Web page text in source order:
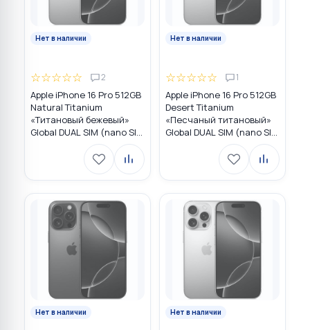
Нет в наличии
☆☆☆☆☆ 2
Apple iPhone 16 Pro 512GB
Natural Titanium
«Tитановый бежевый»
Global DUAL SIM (nano SIM
Нет в наличии
☆☆☆☆☆ 1
Apple iPhone 16 Pro 512GB
Desert Titanium
«Песчаный титановый»
Global DUAL SIM (nano SIM
Нет в наличии Нет в наличии